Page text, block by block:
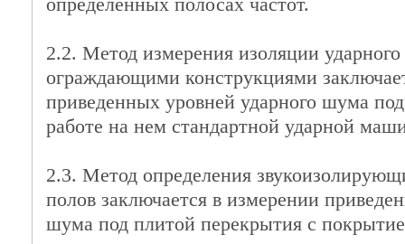
2.2. Метод измерения изоляции
ограждающими конструкциями
приведенных уровней ударного шума
работе на нем стандартной ударной
2.3. Метод определения
полов заключается в измерении
шума под плитой перекрытия с